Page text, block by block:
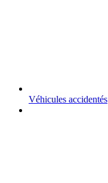
Véhicules accidentés